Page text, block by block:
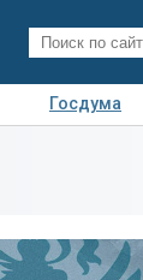
Госдума